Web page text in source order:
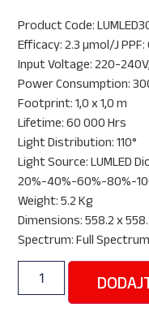
Product Code:
Efficacy: 2.3 µmol/J
Input Voltage: 220-
Power Consumption:
Footprint: 1,0 x 1,0 m
Lifetime: 60 000 Hrs
Light Distribution: 110°
Light Source: LUMLED
20%-40%-60%-80%-
Weight: 5.2 Kg
Dimensions: 558.2 x
Spectrum: Full Spectrum